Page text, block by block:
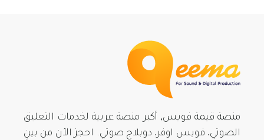
منصة قيمة فويس, أكبر منصة عربية لخدمات التعليق
الصوتي، فويس اوفر، دوبلاج صوتي. احجز الآن من بينِ